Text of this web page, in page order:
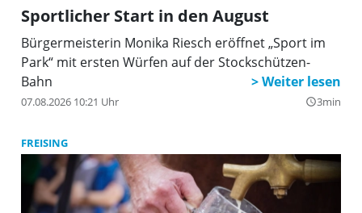
Sportlicher Start in den August
Bürgermeisterin Monika Riesch eröffnet „Sport im
Park“ mit ersten Würfen auf der Stockschützen-
Bahn
07.08.2026 10:21 Uhr query_builder3min
FREISING